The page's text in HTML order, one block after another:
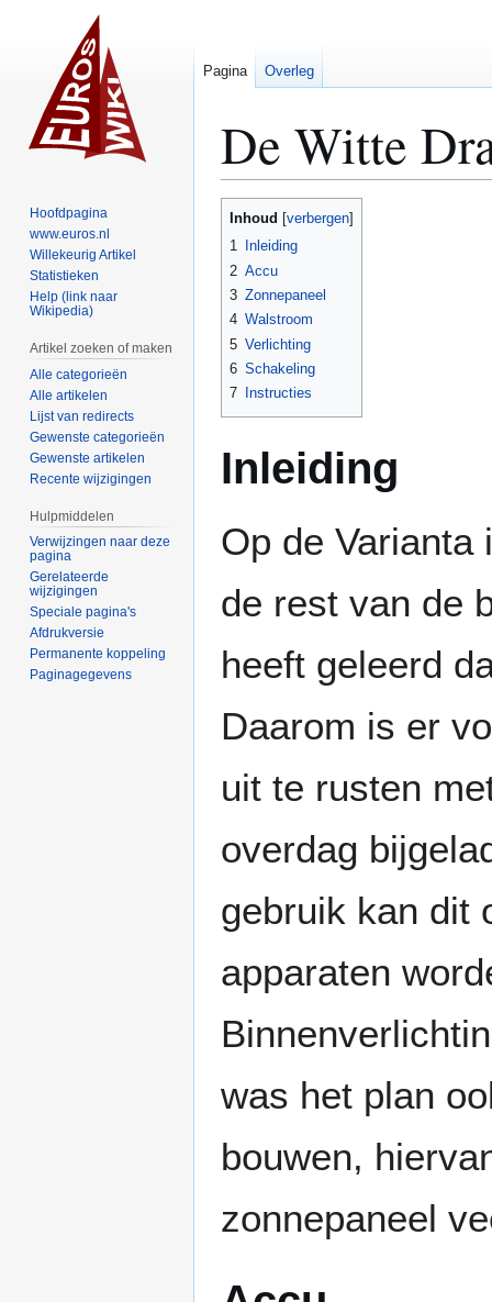
De Witte
Naar
Naar
Inhoud
1
Inleiding
2 Accu
3 Zonnepaneel
4 Walstroom
5 Verlichting
6 Schakeling
7
Instructies
Inleiding
Op de
de rest van de
heeft geleerd
Daarom is er
uit te rusten
overdag
gebruik kan dit
apparaten
was het plan
bouwen,
zonnepaneel
Pagina Overleg
Hoofdpagina
www.euros.nl
Willekeurig Artikel
Statistieken
Help (link naar
Wikipedia)
Artikel zoeken of maken
Alle categorieën
Alle artikelen
Lijst van redirects
Gewenste categorieën
Gewenste artikelen
Recente wijzigingen
Hulpmiddelen
Verwijzingen naar deze
pagina
Gerelateerde
wijzigingen
Speciale pagina's
Afdrukversie
Permanente koppeling
Paginagegevens